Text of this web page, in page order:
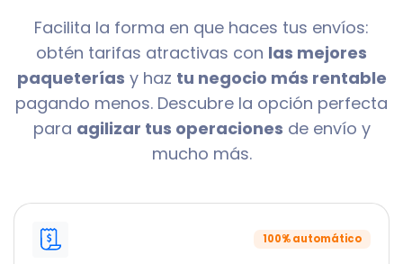
Facilita la forma en que haces tus envíos:
obtén tarifas atractivas con las mejores
paqueterías y haz tu negocio más rentable
pagando menos. Descubre la opción perfecta
para agilizar tus operaciones de envío y
mucho más.
100% automático